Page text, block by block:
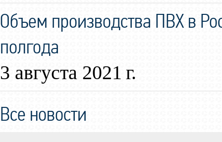
Объем производства ПВХ в
полгода
3 августа 2021 г.
Все новости